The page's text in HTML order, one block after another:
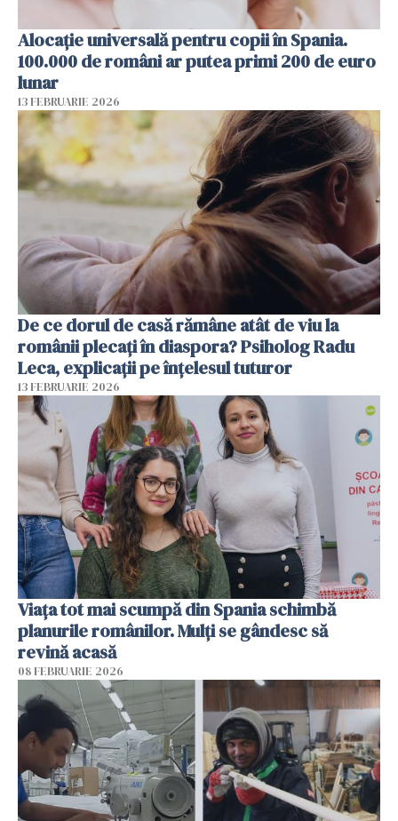
Alocație universală pentru copii în Spania.
100.000 de români ar putea primi 200 de euro
lunar
13 FEBRUARIE 2026
De ce dorul de casă rămâne atât de viu la
românii plecați în diaspora? Psiholog Radu
Leca, explicații pe înțelesul tuturor
13 FEBRUARIE 2026
Viața tot mai scumpă din Spania schimbă
planurile românilor. Mulți se gândesc să
revină acasă
08 FEBRUARIE 2026